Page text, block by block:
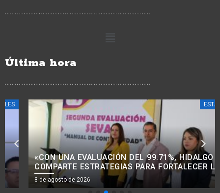
Última hora
ESTATALES
«CON UNA EVALUACIÓN DEL 99.71%, HIDALGO
COMPARTE ESTRATEGIAS PARA FORTALECER LA
CONTABILIDAD GUBERNAMENTAL EN LA REGIÓN 4»
8 de agosto de 2026